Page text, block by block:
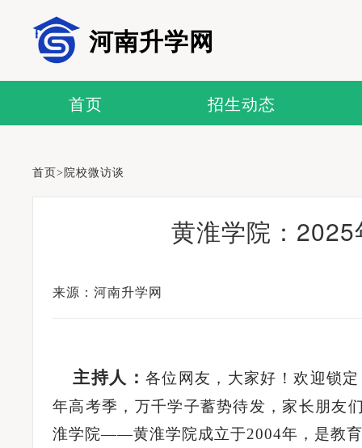
河南升学网
首页 招生动态
首页> 院校微访谈
黄淮学院：
来源：河南升学网
主持人： 各位网友，大家好！欢迎锁
年高考季，万千学子蓄势待发，家长朋友
淮学院——黄淮学院成立于2004年， 是教